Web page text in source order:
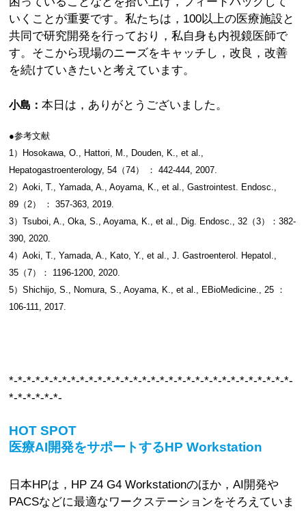
いくことが重要です。私たちは，100以上の医療施設と
共同で研究開発を行っており，私自身も内視鏡医師で
す。そこから現場のニーズをキャッチし，改良，改善
を続けていきたいと考えています。
小島：本日は，ありがとうございました。
●参考文献
1）Hosokawa, O., Hattori, M., Douden, K., et al.,
Hepatogastroenterology, 54（74） ： 442-444, 2007.
2）Aoki, T., Yamada, A., Aoyama, K., et al., Gastrointest. Endosc.,
89（2） ： 357-363, 2019.
3）Tsuboi, A., Oka, S., Aoyama, K., et al., Dig. Endosc., 32（3）：382-
390, 2020.
4）Aoki, T., Yamada, A., Kato, Y., et al., J. Gastroenterol. Hepatol.,
35（7）： 1196-1200, 2020.
5）Shichijo, S., Nomura, S., Aoyama, K., et al., EBioMedicine., 25 ：
106-111, 2017.
*-*-*-*-*-*-*-*-*-*-*-*-*-*-*-*-*-*-*-*-*-*-*-*-*-*-*-*-*-*-*-*-
*-*-*-*-*-*-
HOT SPOT
医療AI開発をサポートするHP Workstation
日本HPは，HP Z4 G4 Workstationのほか，AI開発や
PACSなどに最適なワークステーションをそろえていま